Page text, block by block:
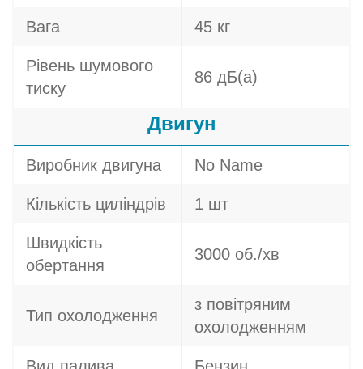
Вага 45 кг
Рівень шумового
тиску
86 дБ(а)
Двигун
Виробник двигуна No Name
Кількість циліндрів 1 шт
Швидкість
обертання
3000 об./хв
Тип охолодження
з повітряним
охолодженням